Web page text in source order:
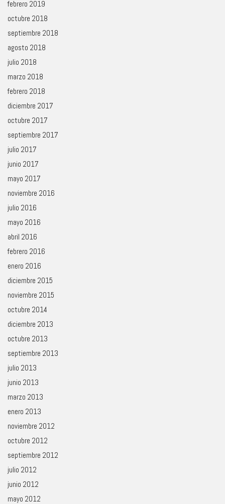
febrero 2019
octubre 2018
septiembre 2018
agosto 2018
julio 2018
marzo 2018
febrero 2018
diciembre 2017
octubre 2017
septiembre 2017
julio 2017
junio 2017
mayo 2017
noviembre 2016
julio 2016
mayo 2016
abril 2016
febrero 2016
enero 2016
diciembre 2015
noviembre 2015
octubre 2014
diciembre 2013
octubre 2013
septiembre 2013
julio 2013
junio 2013
marzo 2013
enero 2013
noviembre 2012
octubre 2012
septiembre 2012
julio 2012
junio 2012
mayo 2012